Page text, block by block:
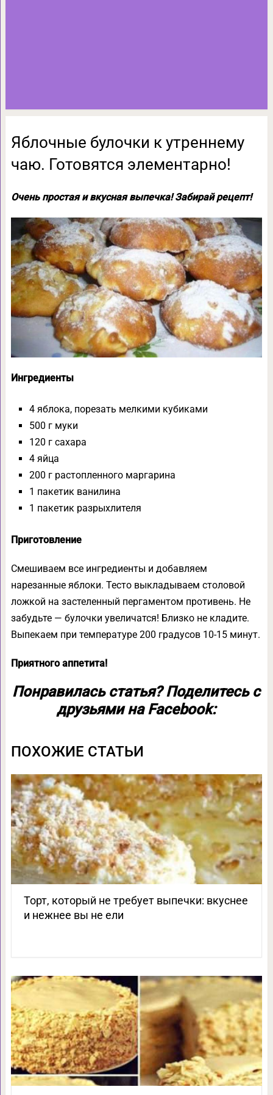
Яблочные булочки к утреннему
чаю. Готовятся элементарно!
Очень простая и вкусная выпечка! Забирай рецепт!
Ингредиенты
4 яблока, порезать мелкими кубиками
500 г муки
120 г сахара
4 яйца
200 г растопленного маргарина
1 пакетик ванилина
1 пакетик разрыхлителя
Приготовление
Смешиваем все ингредиенты и добавляем
нарезанные яблоки. Тесто выкладываем столовой
ложкой на застеленный пергаментом противень. Не
забудьте — булочки увеличатся! Близко не кладите.
Выпекаем при температуре 200 градусов 10-15 минут.
Приятного аппетита!
Понравилась статья? Поделитесь с
друзьями на Facebook:
ПОХОЖИЕ СТАТЬИ
Торт, который не требует выпечки: вкуснее
и нежнее вы не ели